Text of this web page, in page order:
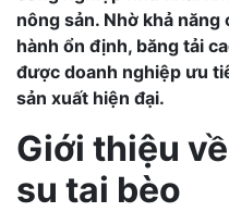
nông sản. Nhờ khả năng
hành ổn định, băng tải
được doanh nghiệp ưu
sản xuất hiện đại.
Giới thiệu
su tai bèo